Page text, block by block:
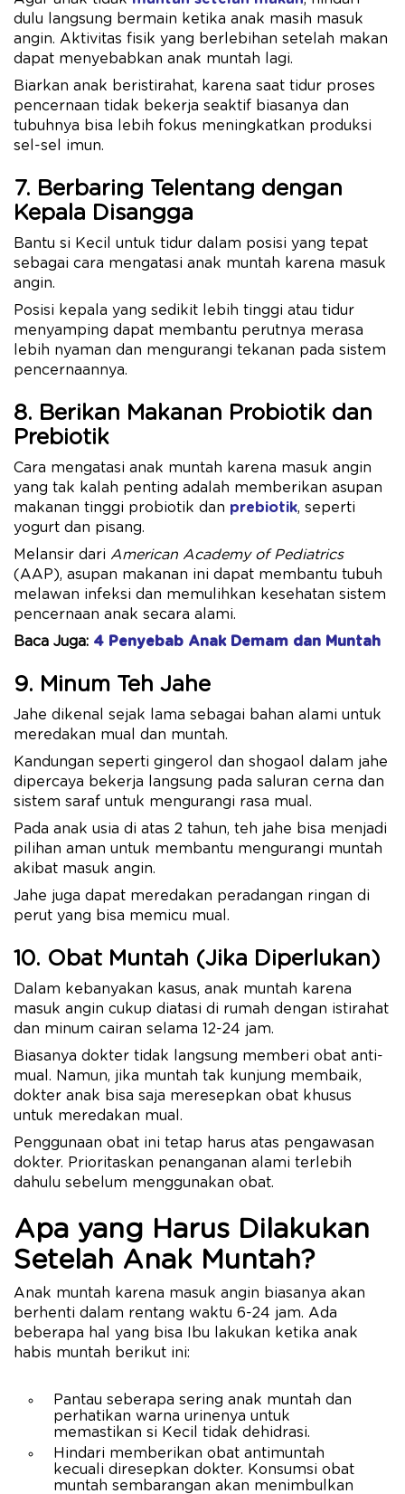
dulu langsung bermain ketika anak masih masuk
angin. Aktivitas fisik yang berlebihan setelah makan
dapat menyebabkan anak muntah lagi.
Biarkan anak beristirahat, karena saat tidur proses
pencernaan tidak bekerja seaktif biasanya dan
tubuhnya bisa lebih fokus meningkatkan produksi
sel-sel imun.
7. Berbaring Telentang dengan
Kepala Disangga
Bantu si Kecil untuk tidur dalam posisi yang tepat
sebagai cara mengatasi anak muntah karena masuk
angin.
Posisi kepala yang sedikit lebih tinggi atau tidur
menyamping dapat membantu perutnya merasa
lebih nyaman dan mengurangi tekanan pada sistem
pencernaannya.
8. Berikan Makanan Probiotik dan
Prebiotik
Cara mengatasi anak muntah karena masuk angin
yang tak kalah penting adalah memberikan asupan
makanan tinggi probiotik dan prebiotik, seperti
yogurt dan pisang.
Melansir dari American Academy of Pediatrics
(AAP), asupan makanan ini dapat membantu tubuh
melawan infeksi dan memulihkan kesehatan sistem
pencernaan anak secara alami.
Baca Juga: 4 Penyebab Anak Demam dan Muntah
9. Minum Teh Jahe
Jahe dikenal sejak lama sebagai bahan alami untuk
meredakan mual dan muntah.
Kandungan seperti gingerol dan shogaol dalam jahe
dipercaya bekerja langsung pada saluran cerna dan
sistem saraf untuk mengurangi rasa mual.
Pada anak usia di atas 2 tahun, teh jahe bisa menjadi
pilihan aman untuk membantu mengurangi muntah
akibat masuk angin.
Jahe juga dapat meredakan peradangan ringan di
perut yang bisa memicu mual.
10. Obat Muntah (Jika Diperlukan)
Dalam kebanyakan kasus, anak muntah karena
masuk angin cukup diatasi di rumah dengan istirahat
dan minum cairan selama 12-24 jam.
Biasanya dokter tidak langsung memberi obat anti-
mual. Namun, jika muntah tak kunjung membaik,
dokter anak bisa saja meresepkan obat khusus
untuk meredakan mual.
Penggunaan obat ini tetap harus atas pengawasan
dokter. Prioritaskan penanganan alami terlebih
dahulu sebelum menggunakan obat.
Apa yang Harus Dilakukan
Setelah Anak Muntah?
Anak muntah karena masuk angin biasanya akan
berhenti dalam rentang waktu 6-24 jam. Ada
beberapa hal yang bisa Ibu lakukan ketika anak
habis muntah berikut ini:
Pantau seberapa sering anak muntah dan
perhatikan warna urinenya untuk
memastikan si Kecil tidak dehidrasi.
Hindari memberikan obat antimuntah
kecuali diresepkan dokter. Konsumsi obat
muntah sembarangan akan menimbulkan